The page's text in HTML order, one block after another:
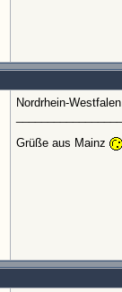
Nordrhein-Westfalen
Grüße aus Mainz